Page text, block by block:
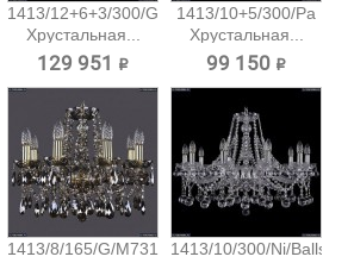
1413/12+6+3/300/G
Хрустальная...
129 951 ₽
1413/10+5/300/Pa
Хрустальная...
99 150 ₽
1413/8/165/G/M731
1413/10/300/Ni/Balls